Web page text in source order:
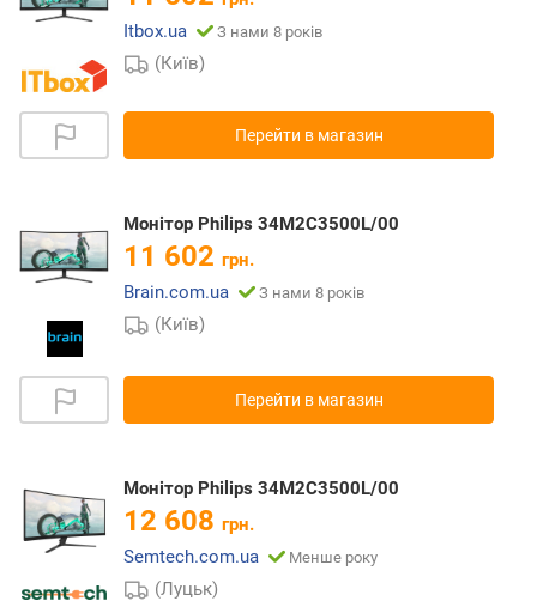
Itbox.ua
З нами 8 років
(Київ)
Перейти в магазин
Монітор Philips 34M2C3500L/00
11 602 грн.
Brain.com.ua
З нами 8 років
(Київ)
Перейти в магазин
Монітор Philips 34M2C3500L/00
12 608 грн.
Semtech.com.ua
Менше року
(Луцьк)